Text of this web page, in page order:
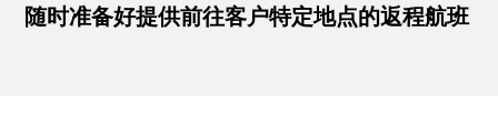
随时准备好提供前往客户特定地点的返程航班